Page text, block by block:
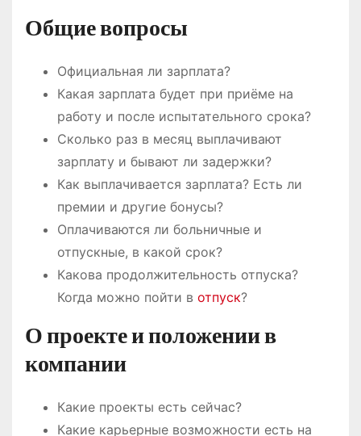
Общие вопросы
Официальная ли зарплата?
Какая зарплата будет при приёме на
работу и после испытательного срока?
Сколько раз в месяц выплачивают
зарплату и бывают ли задержки?
Как выплачивается зарплата? Есть ли
премии и другие бонусы?
Оплачиваются ли больничные и
отпускные, в какой срок?
Какова продолжительность отпуска?
Когда можно пойти в отпуск?
О проекте и положении в
компании
Какие проекты есть сейчас?
Какие карьерные возможности есть на